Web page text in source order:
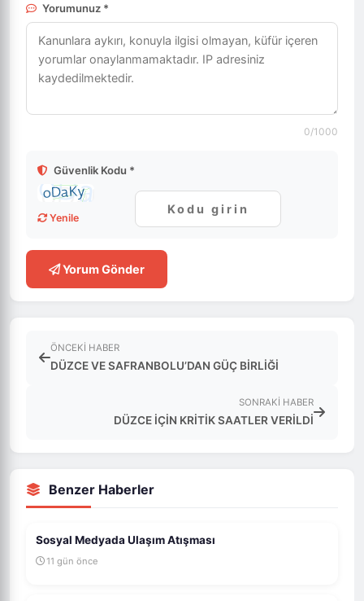
Yorumunuz *
0/1000
Güvenlik Kodu *
Yenile
Yorum Gönder
ÖNCEKI HABER
DÜZCE VE SAFRANBOLU’DAN GÜÇ BİRLİĞİ
SONRAKI HABER
DÜZCE İÇİN KRİTİK SAATLER VERİLDİ
Benzer Haberler
Sosyal Medyada Ulaşım Atışması
11 gün önce